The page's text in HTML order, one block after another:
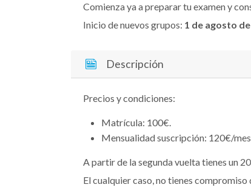
Comienza ya a preparar tu examen y
Inicio de nuevos grupos: 1 de agosto
Descripción
Precios y condiciones:
Matrícula: 100€.
Mensualidad suscripción: 120€/mes
A partir de la segunda vuelta tienes un
El cualquier caso, no tienes compromiso